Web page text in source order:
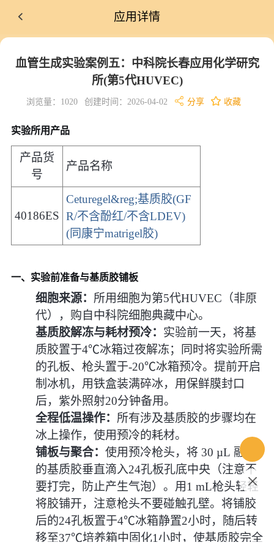
应用详情
血管生成实验案例五：中科院长春应用化学研究
所(第5代HUVEC)
浏览量：1020 创建时间：2026-04-02 分享 收藏
实验所用 产品
产品货
号
产品名称
40186ES
Ceturegel&reg;基质胶(GF
R/不含酚红/不含LDEV)
(同康宁matrigel胶)
一、实验前准备与基质胶铺板
细胞来源： 所用细胞为第5代HUVEC（非原
代），购自中科院细胞典藏中心。
基质胶解冻与耗材预冷： 实验前一天，将基
质胶置于4℃冰箱过夜解冻；同时将实验所需
的孔板、枪头置于-20℃冰箱预冷。提前开启
制冰机，用铁盒装满碎冰，用保鲜膜封口
后，紫外照射20分钟备用。
全程低温操作： 所有涉及基质胶的步骤均在
冰上操作，使用预冷的耗材。
铺板与聚合： 使用预冷枪头，将 30 µL 融化
的基质胶垂直滴入24孔板孔底中央（注意不
要打完，防止产生气泡）。用1 mL枪头轻轻
将胶铺开，注意枪头不要碰触孔壁。将铺胶
后的24孔板置于4℃冰箱静置2小时，随后转
移至37℃培养箱中固化1小时，使基质胶完全